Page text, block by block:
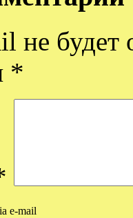
не будет
*
e-mail